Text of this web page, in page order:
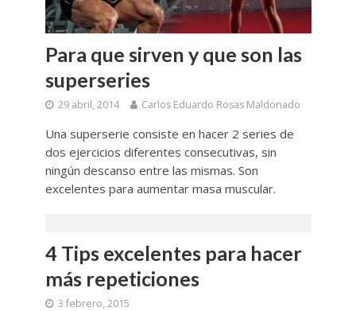
Para que sirven y que son las
superseries
29 abril, 2014 Carlos Eduardo Rosas Maldonado
Una superserie consiste en hacer 2 series de
dos ejercicios diferentes consecutivas, sin
ningún descanso entre las mismas. Son
excelentes para aumentar masa muscular.
4 Tips excelentes para hacer
más repeticiones
3 febrero, 2015